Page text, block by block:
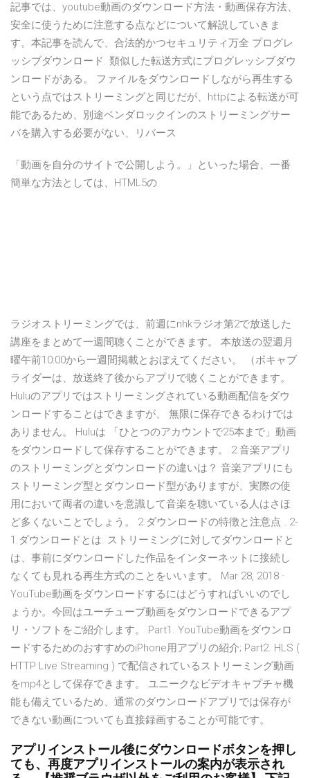
記事では、youtube動画のダウンロード方法・動画保存方法、
安全に使うために注意する点などについて解説していきま
す。本記事を読んで、合法的かつセキュリティ万全 プログレ
ッシブダウンロード. 類似した転送方式にプログレッシブダウ
ンロードがある。 ファイルをダウンロードしながら再生する
という点ではストリーミングと同じだが、httpによる転送が可
能であるため、別途ベンダロックインのストリーミングサー
バを購入する必要がない、リバース
「動画を自分のサイトで公開しよう。」といった場合、一番
簡単な方法としては、HTML5の
ラジオストリーミングでは、前週にnhkラジオ第2で放送した
講座をまとめて一週間聴くことができます。 本放送の翌週月
曜午前10:00から一週間掲載とおぼえてください。 （ボキャブ
ライダーは、放送終了後からアプリで聴くことができます。
Huluのアプリではストリーミングされている動画配信をダウ
ンロードすることはできますが、 無限に保存できるわけでは
ありません。 Huluは 「ひとつのアカウントで25本まで」動画
をダウンロードして保存することができます。 2.音楽アプリ
のストリーミングとダウンロードの違いは？ 音楽アプリにも
ストリーミング型とダウンロード型がありますが、実際の使
用において両者の違いを意識して音楽を聴いている人はさほ
ど多くないことでしょう。 2.ダウンロードの特徴と注意点 . 2-
1.ダウンロードとは. ストリーミングに対してダウンロードと
は、事前にダウンロードした作品をインターネットに接続し
なくても見れる再生方式のことをいいます。 Mar 28, 2018 ·
YouTube動画をダウンロードするにはどうすればいいのでし
ょうか。今回はユーチューブ動画をダウンロードできるアプ
リ・ソフトをご紹介します。 Part1. YouTube動画をダウンロ
ードするためのおすすめのiPhone用アプリの紹介; Part2. HLS (
HTTP Live Streaming ) で配信されているストリーミング動画
をmp4として保存できます。 ユニークなビデオキャプチャ機
能も備えているため、通常のダウンロードアプリでは保存が
できない動画についても直接録画することが可能です。
アプリインストール後にダウンロードボタンを押し
ても、再度アプリインストールの案内が表示され